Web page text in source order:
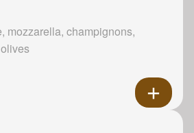
mozzarella, champignons,